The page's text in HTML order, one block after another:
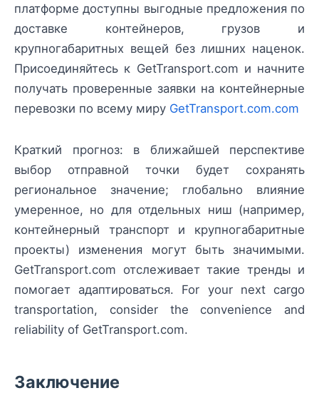
платформе доступны выгодные предложения по
доставке контейнеров, грузов и
крупногабаритных вещей без лишних наценок.
Присоединяйтесь к GetTransport.com и начните
получать проверенные заявки на контейнерные
перевозки по всему миру GetTransport.com.com
Краткий прогноз: в ближайшей перспективе
выбор отправной точки будет сохранять
региональное значение; глобально влияние
умеренное, но для отдельных ниш (например,
контейнерный транспорт и крупногабаритные
проекты) изменения могут быть значимыми.
GetTransport.com отслеживает такие тренды и
помогает адаптироваться. For your next cargo
transportation, consider the convenience and
reliability of GetTransport.com.
Заключение